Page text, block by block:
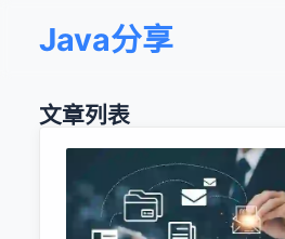
Java分享
文章列表